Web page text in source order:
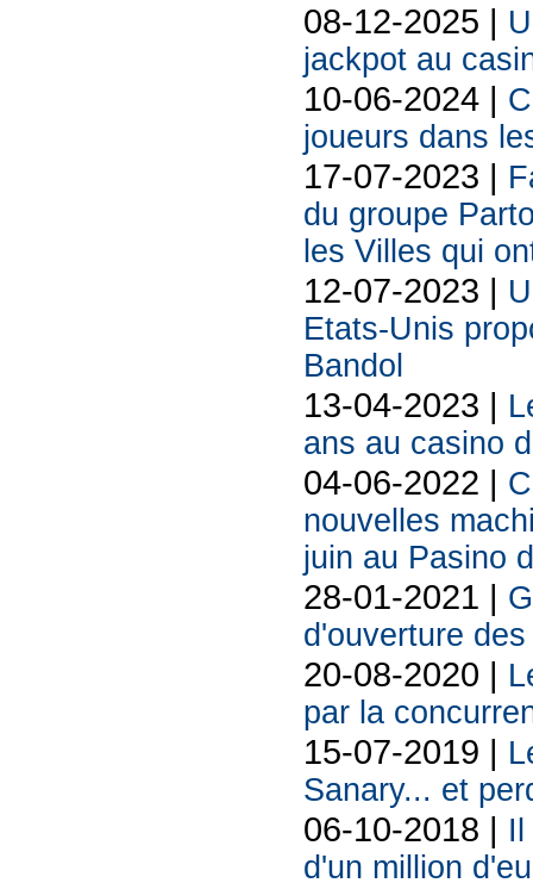
08-12-2025 |
jackpot au
10-06-2024 |
joueurs dans
17-07-2023 |
du groupe
les Villes qui
12-07-2023 |
Etats-Unis
Bandol
13-04-2023 |
ans au casino
04-06-2022 |
nouvelles
juin au Pasino
28-01-2021 |
d'ouverture
20-08-2020 |
par la
15-07-2019 |
Sanary... et
06-10-2018 | Il
d'un million